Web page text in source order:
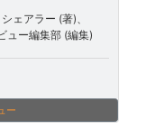
ェアラー (著)、
ュー編集部 (編集)
ー